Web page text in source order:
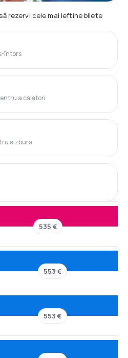
rezervi cele mai ieftine bilete
întors
a călători
a zbura
535 €
553 €
553 €